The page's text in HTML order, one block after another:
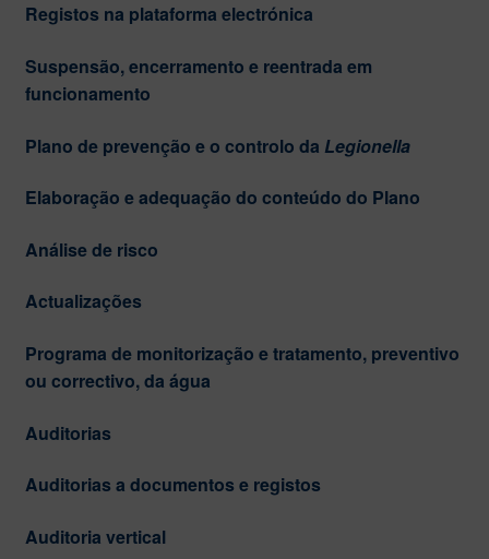
Registos na plataforma electrónica
Suspensão, encerramento e reentrada em
funcionamento
Plano de prevenção e o controlo da Legionella
Elaboração e adequação do conteúdo do Plano
Análise de risco
Actualizações
Programa de monitorização e tratamento, preventivo
ou correctivo, da água
Auditorias
Auditorias a documentos e registos
Auditoria vertical